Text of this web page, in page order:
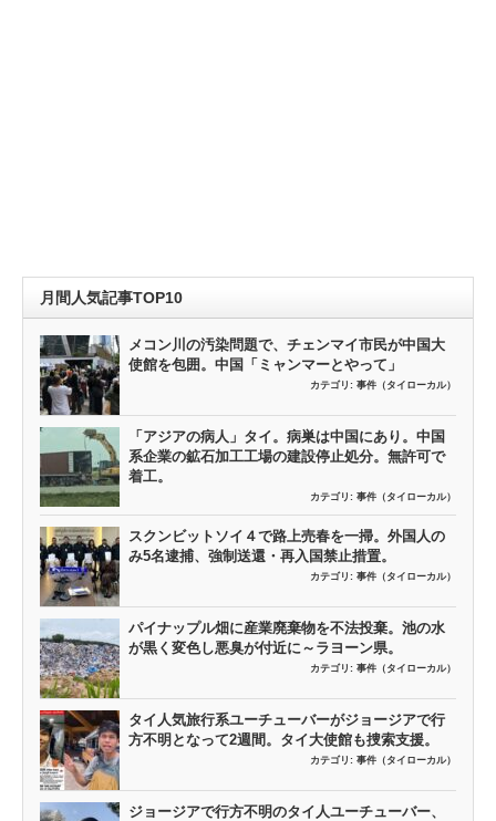
月間人気記事TOP10
メコン川の汚染問題で、チェンマイ市民が中国大
使館を包囲。中国「ミャンマーとやって」
カテゴリ: 事件（タイローカル）
「アジアの病人」タイ。病巣は中国にあり。中国
系企業の鉱石加工工場の建設停止処分。無許可で
着工。
カテゴリ: 事件（タイローカル）
スクンビットソイ４で路上売春を一掃。外国人の
み5名逮捕、強制送還・再入国禁止措置。
カテゴリ: 事件（タイローカル）
パイナップル畑に産業廃棄物を不法投棄。池の水
が黒く変色し悪臭が付近に～ラヨーン県。
カテゴリ: 事件（タイローカル）
タイ人気旅行系ユーチューバーがジョージアで行
方不明となって2週間。タイ大使館も捜索支援。
カテゴリ: 事件（タイローカル）
ジョージアで行方不明のタイ人ユーチューバー、